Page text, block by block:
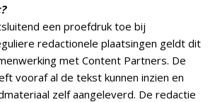
een proefdruk toe bij
redactionele plaatsingen geldt dit
met Content Partners. De
vooraf al de tekst kunnen inzien en
zelf aangeleverd. De redactie